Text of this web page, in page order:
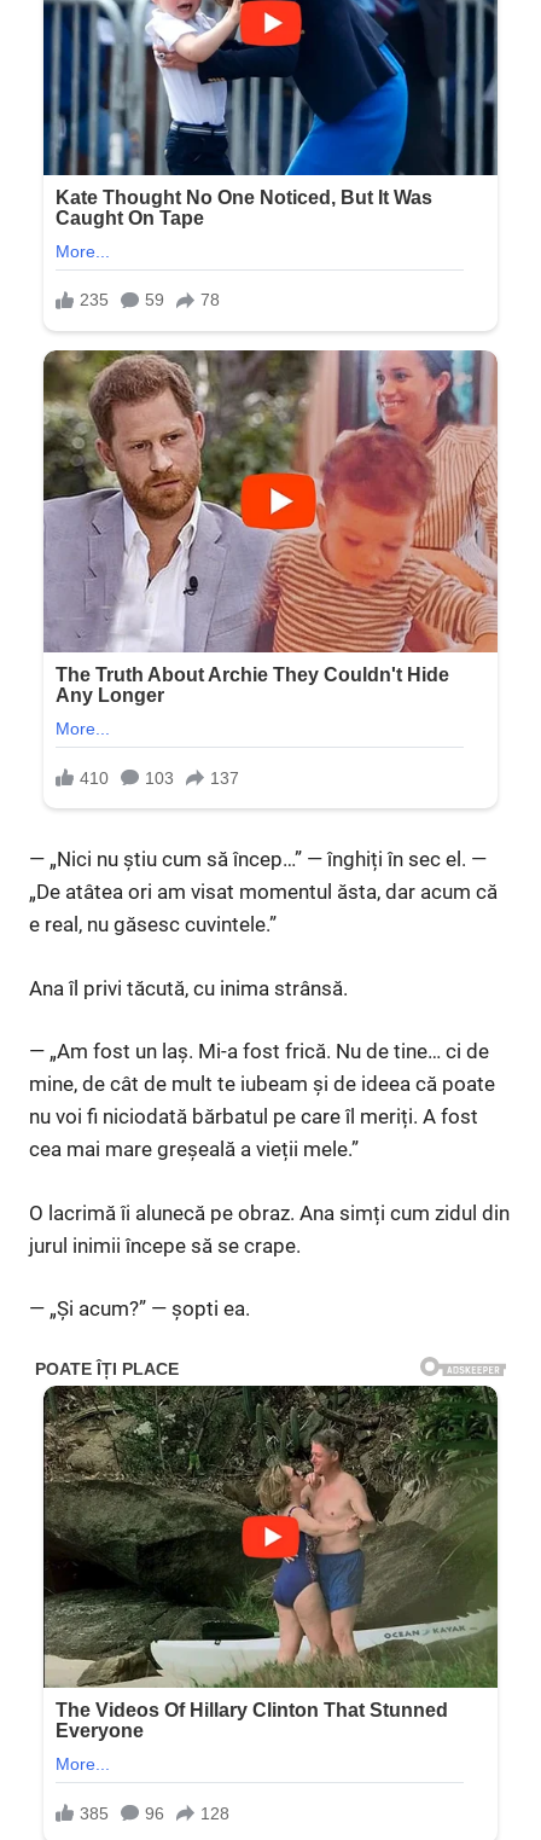
— „Nici nu știu cum să încep…” — înghiți în sec el. —
„De atâtea ori am visat momentul ăsta, dar acum că
e real, nu găsesc cuvintele.”
Ana îl privi tăcută, cu inima strânsă.
— „Am fost un laș. Mi-a fost frică. Nu de tine… ci de
mine, de cât de mult te iubeam și de ideea că poate
nu voi fi niciodată bărbatul pe care îl meriți. A fost
cea mai mare greșeală a vieții mele.”
O lacrimă îi alunecă pe obraz. Ana simți cum zidul din
jurul inimii începe să se crape.
— „Și acum?” — șopti ea.